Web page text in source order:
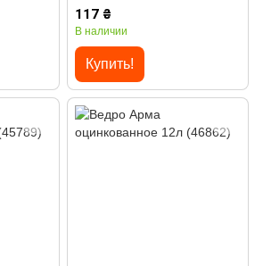
117 ₴
В наличии
Купить!